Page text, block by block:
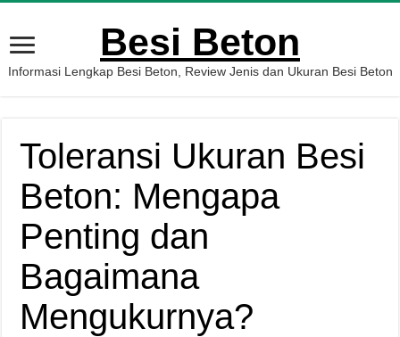
Besi Beton
Informasi Lengkap Besi Beton, Review Jenis dan Ukuran Besi Beton
Toleransi Ukuran Besi
Beton: Mengapa
Penting dan
Bagaimana
Mengukurnya?